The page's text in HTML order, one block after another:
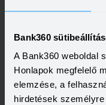
Bank360
A Bank360 weboldal
Honlapok megfelelő
elemzése, a
hirdetések
1051